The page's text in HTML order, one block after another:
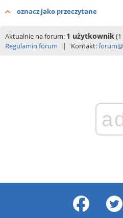
oznacz jako przeczytane
Aktualnie na forum: 1 użytkownik(1
Regulamin forum
| Kontakt: